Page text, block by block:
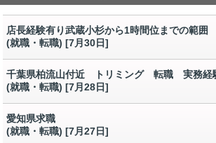
店長経験有り武蔵小杉から1時間位までの範囲
(就職・転職) [7月30日]
千葉県柏流山付近 トリミング 転職 実務経
(就職・転職) [7月28日]
愛知県求職
(就職・転職) [7月27日]